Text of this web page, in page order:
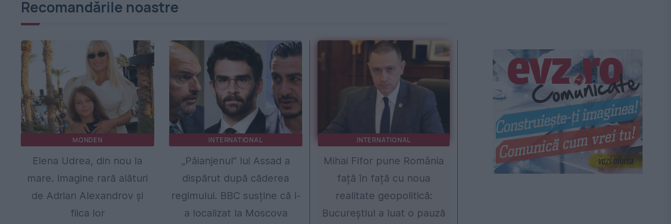
Recomandările noastre
MONDEN
Elena Udrea, din nou la
mare. Imagine rară alături
de Adrian Alexandrov și
fiica lor
INTERNATIONAL
„Păianjenul” lui Assad a
dispărut după căderea
regimului. BBC susține că l-
a localizat la Moscova
INTERNATIONAL
Mihai Fifor pune România
față în față cu noua
realitate geopolitică:
Bucureștiul a luat o pauză